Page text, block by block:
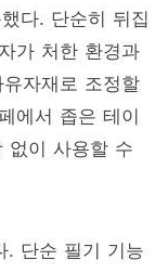
다. 단순히 뒤집
가 처한 환경과
자재로 조정할
에서 좁은 테이
없이 사용할 수
. 단순 필기 기능